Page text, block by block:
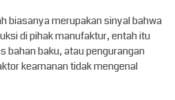
biasanya merupakan sinyal bahwa
di pihak manufaktur, entah itu
bahan baku, atau pengurangan
keamanan tidak mengenal